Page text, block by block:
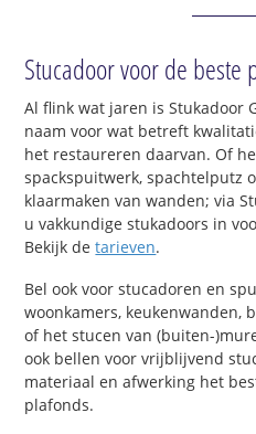
Stucadoor voor de beste
Al flink wat jaren is Stukadoor
naam voor wat betreft
het restaureren daarvan. Of
spackspuitwerk, spachtelputz
klaarmaken van wanden; via
u vakkundige stukadoors in
Bekijk detarieven.
Bel ook voor stucadoren en
woonkamers, keukenwanden,
of het stucen van (buiten-
ook bellen voor vrijblijvend
materiaal en afwerking het
plafonds.